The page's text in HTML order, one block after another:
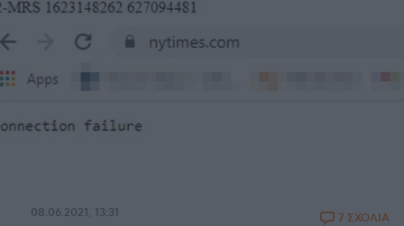
08.06.2021, 13:31 7 ΣΧΟΛΙΑ